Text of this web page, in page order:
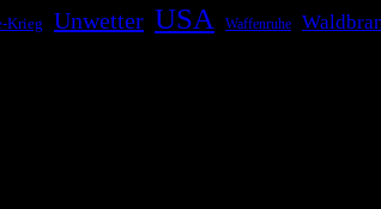
Krieg Unwetter USA Waffenruhe